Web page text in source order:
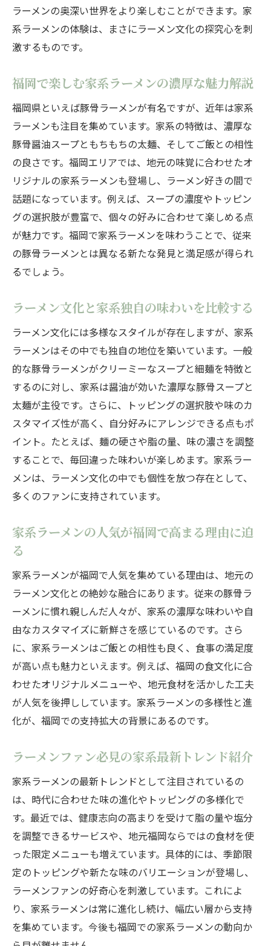
ラーメン文化を知るなら家系の歴史から
ラーメンの歴史と家系誕生秘話をひも解く
家系ラーメンの御三家が築いた伝統とは
家系ラーメンと他系統ラーメンの違い解説
ラーメン好きに知ってほしい家系の系譜
福岡で広がる家系と豚骨ラーメンの違い
ラーメン好き注目の家系と豚骨の違い徹底
比較
家系ラーメンと福岡豚骨スープの特徴を解
説
ラーメン食べ比べで分かる家系の魅力とは
豚骨ラーメンと家系ラーメンの味の違い体
験談
察
御三家の系譜に学ぶ家系ラーメンの楽しみ方
ラーメン御三家が伝える家系の本質を紐解
く
家系ラーメンの楽しみ方を御三家の系譜か
ら学ぶ
ラーメン好き必見の御三家由来の味のこだ
わり
家系ラーメンの御三家が持つ独自の魅力紹
介
ラーメン巡りを充実させる御三家の食べ比
特集
福岡で味わう家系ラーメンの濃厚なスープ
体験
ラーメンと相性抜群の家系トッピングの魅
力
家系ラーメンで味わう満足感の秘密を解説
ラーメン巡りで外せない濃厚家系の選び方
ラーメンの奥深い世界をより楽しむことができます。家
系ラーメンの体験は、まさにラーメン文化の探究心を刺
激するものです。
福岡で楽しむ家系ラーメンの濃厚な魅力解説
福岡県といえば豚骨ラーメンが有名ですが、近年は家系
ラーメンも注目を集めています。家系の特徴は、濃厚な
豚骨醤油スープともちもちの太麺、そしてご飯との相性
の良さです。福岡エリアでは、地元の味覚に合わせたオ
リジナルの家系ラーメンも登場し、ラーメン好きの間で
話題になっています。例えば、スープの濃度やトッピン
グの選択肢が豊富で、個々の好みに合わせて楽しめる点
が魅力です。福岡で家系ラーメンを味わうことで、従来
の豚骨ラーメンとは異なる新たな発見と満足感が得られ
るでしょう。
ラーメン文化と家系独自の味わいを比較する
ラーメン文化には多様なスタイルが存在しますが、家系
ラーメンはその中でも独自の地位を築いています。一般
的な豚骨ラーメンがクリーミーなスープと細麺を特徴と
するのに対し、家系は醤油が効いた濃厚な豚骨スープと
太麺が主役です。さらに、トッピングの選択肢や味のカ
スタマイズ性が高く、自分好みにアレンジできる点もポ
イント。たとえば、麺の硬さや脂の量、味の濃さを調整
することで、毎回違った味わいが楽しめます。家系ラー
メンは、ラーメン文化の中でも個性を放つ存在として、
多くのファンに支持されています。
家系ラーメンの人気が福岡で高まる理由に迫
る
家系ラーメンが福岡で人気を集めている理由は、地元の
ラーメン文化との絶妙な融合にあります。従来の豚骨ラ
ーメンに慣れ親しんだ人々が、家系の濃厚な味わいや自
由なカスタマイズに新鮮さを感じているのです。さら
に、家系ラーメンはご飯との相性も良く、食事の満足度
が高い点も魅力といえます。例えば、福岡の食文化に合
わせたオリジナルメニューや、地元食材を活かした工夫
が人気を後押ししています。家系ラーメンの多様性と進
化が、福岡での支持拡大の背景にあるのです。
ラーメンファン必見の家系最新トレンド紹介
家系ラーメンの最新トレンドとして注目されているの
は、時代に合わせた味の進化やトッピングの多様化で
す。最近では、健康志向の高まりを受けて脂の量や塩分
を調整できるサービスや、地元福岡ならではの食材を使
った限定メニューも増えています。具体的には、季節限
定のトッピングや新たな味のバリエーションが登場し、
ラーメンファンの好奇心を刺激しています。これによ
り、家系ラーメンは常に進化し続け、幅広い層から支持
を集めています。今後も福岡での家系ラーメンの動向か